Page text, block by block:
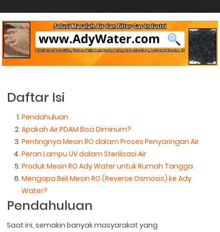
Daftar Isi
Pendahuluan
Apakah Air PDAM Bisa Diminum?
Pentingnya Mesin RO dalam Proses Penyaringan Air
Peran Lampu UV dalam Sterilisasi Air
Produk Mesin RO Ady Water untuk Rumah Tangga
Mengapa Beli Mesin RO (Reverse Osmosis) ke Ady
Water?
Pendahuluan
Saat ini, semakin banyak masyarakat yang